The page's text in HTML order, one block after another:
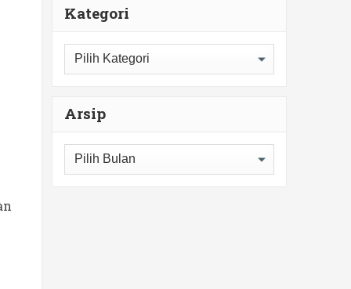
Kategori
Kategori
Arsip
Arsip